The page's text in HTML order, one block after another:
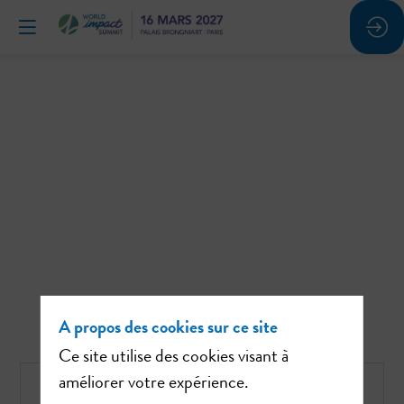
Vous devez vous connecter pour voir ce
A propos des cookies sur ce site
Ce site utilise des cookies visant à
améliorer votre expérience.